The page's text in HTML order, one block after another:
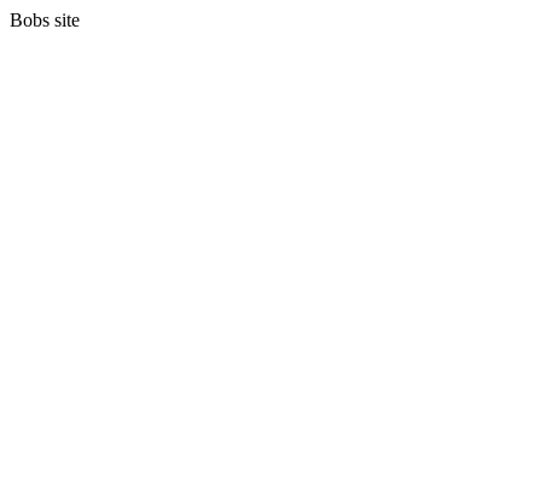
Bobs site